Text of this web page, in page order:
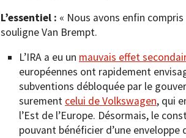
L’essentiel : « Nous avons enfin
souligne Van Brempt.
L’IRA a eu un mauvais effet
européennes ont rapidement
subventions débloquée par le
surement celui de Volkswagen, qui
l’Est de l’Europe. Désormais, le
pouvant bénéficier d’une